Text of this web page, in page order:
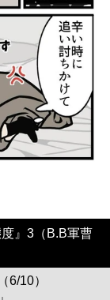
』3（B.B軍曹
6/10）